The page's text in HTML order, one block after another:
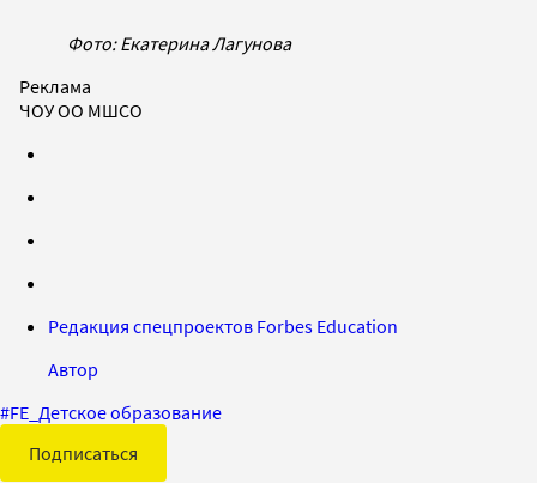
Фото: Екатерина Лагунова
Реклама
ЧОУ ОО МШСО
Редакция спецпроектов Forbes Education
Автор
#FE_Детское образование
Подписаться